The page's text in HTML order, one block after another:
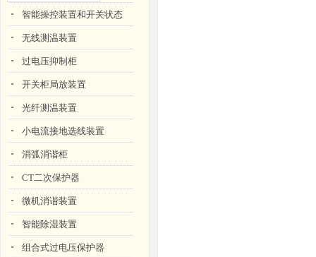
智能操控装置和开关状态
无线测温装置
过电压抑制柜
开关柜局放装置
光纤测温装置
小电流接地选线装置
消弧消谐柜
CT二次保护器
微机消谐装置
智能除湿装置
组合式过电压保护器